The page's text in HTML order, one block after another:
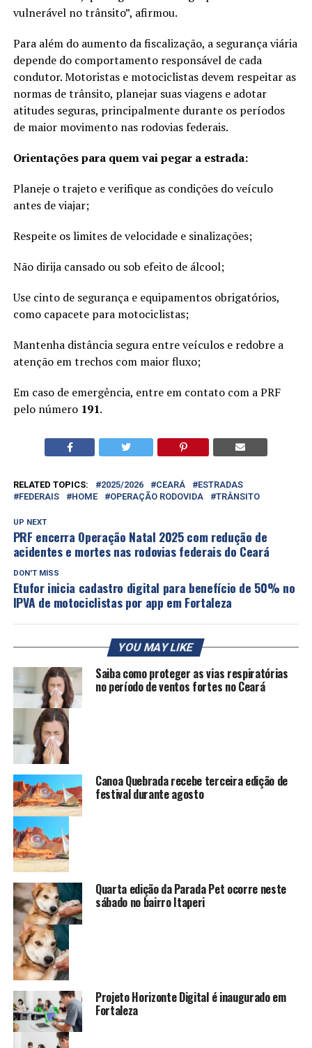
vulnerável no trânsito”, afirmou.
Para além do aumento da fiscalização, a segurança viária
depende do comportamento responsável de cada
condutor. Motoristas e motociclistas devem respeitar as
normas de trânsito, planejar suas viagens e adotar
atitudes seguras, principalmente durante os períodos
de maior movimento nas rodovias federais.
Orientações para quem vai pegar a estrada:
Planeje o trajeto e verifique as condições do veículo
antes de viajar;
Respeite os limites de velocidade e sinalizações;
Não dirija cansado ou sob efeito de álcool;
Use cinto de segurança e equipamentos obrigatórios,
como capacete para motociclistas;
Mantenha distância segura entre veículos e redobre a
atenção em trechos com maior fluxo;
Em caso de emergência, entre em contato com a PRF
pelo número 191.
RELATED TOPICS: 2025/2026 CEARÁ
ESTRADAS
FEDERAIS
HOME OPERAÇÃO RODOVIDA TRÂNSITO
UP NEXT
PRF encerra Operação Natal 2025 com redução de
acidentes e mortes nas rodovias federais do Ceará
DON'T MISS
Etufor inicia cadastro digital para benefício de 50% no
IPVA de motociclistas por app em Fortaleza
YOU MAY LIKE
Saiba como proteger as vias respiratórias
no período de ventos fortes no Ceará
Canoa Quebrada recebe terceira edição de
festival durante agosto
Quarta edição da Parada Pet ocorre neste
sábado no bairro Itaperi
Projeto Horizonte Digital é inaugurado em
Fortaleza